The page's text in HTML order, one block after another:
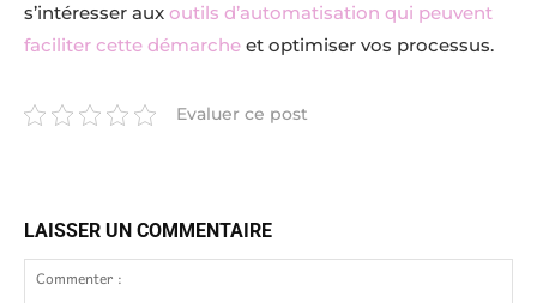
s’intéresser aux outils d’automatisation qui peuvent
faciliter cette démarche et optimiser vos processus.
Evaluer ce post
LAISSER UN COMMENTAIRE